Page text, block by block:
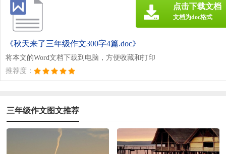
《秋天来了三年级作文300字4篇.doc》
将本文的Word文档下载到电脑，方便收藏和打印
推荐度：
点击下载文档
文档为doc格式
三年级作文图文推荐